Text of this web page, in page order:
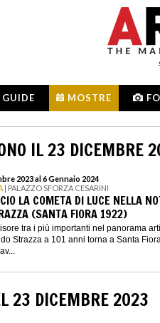
GUIDE MOSTRE
IL 23 DICEMBRE
2023 al 6 Gennaio 2024
| PALAZZO SFORZA CESARINI
LA COMETA DI LUCE NELLA
(SANTA FIORA 1922)
tra i più importanti nel panorama
Strazza a 101 anni torna a Santa
23 DICEMBRE 2023